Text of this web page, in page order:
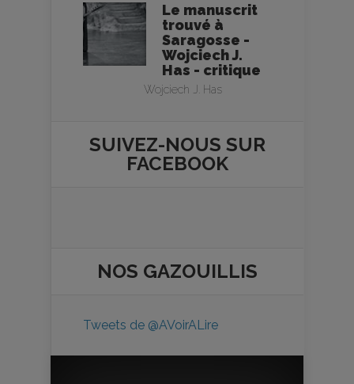
Le manuscrit
trouvé à
Saragosse -
Wojciech J.
Has - critique
Wojciech J. Has
SUIVEZ-NOUS SUR
FACEBOOK
NOS GAZOUILLIS
Tweets de @AVoirALire